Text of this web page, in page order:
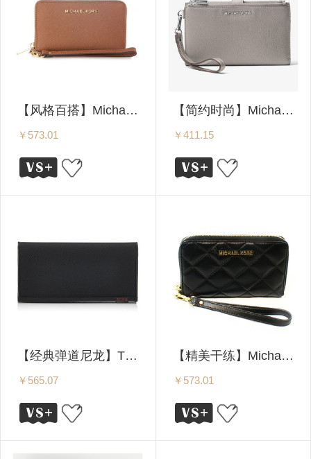
【风格百搭】Michael Kors/MK 迈克高仕 Jet Set Travel系列 女士长款拉链钱包/手包 32H4GTVE9L-230
￥573.01
【简约时尚】Michael Kors/MK 迈克高仕 Adele 时尚女士手拿钱包 32T7SAFW4L 多色可选
￥411.15
【经典弹道尼龙】TUMI 途明 ALPHA 长款钱包 19243D 黑
￥565.07
【精美干练】Michael Kors/MK 迈克高仕 JET SET TRAVEL 大号女士长款手包/钱包 32T6GTVE9T BLACK
￥573.01